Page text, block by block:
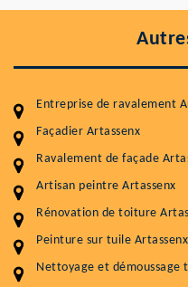
Entreprise de ravalement
Façadier Artassenx
Ravalement de façade
Artisan peintre Artassenx
Rénovation de toiture
Peinture sur tuile Artassenx
Nettoyage et
Entretenir votre
Plus de 15 ans
Service